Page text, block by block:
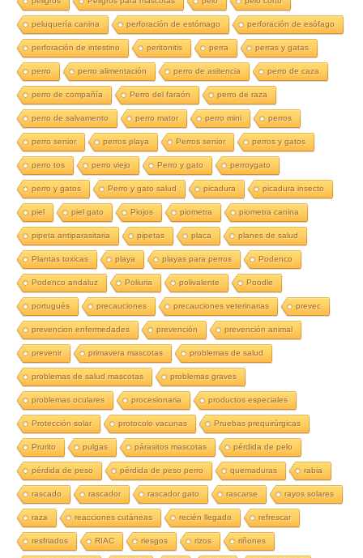
peluquería canina perforación de estómago perforación de esófago
perforación de intestino peritonitis perra perras y gatas
perro perro alimentación perro de asitencia perro de caza
perro de compañía Perro del faraón perro de raza
perro de salvamento perro mator perro mini perros
perro senior perros playa Perros senior perros y gatos
perro tos perro viejo Perro y gato perroygato
perro y gatos Perro y gato salud picadura picadura insecto
piel piel gato Piojos piometra piometra canina
pipeta antiparasitaria pipetas placa planes de salud
Plantas toxicas playa playas para perros Podenco
Podenco andaluz Poliuria polivalente Poodle
portugués precauciones precauciones veterinarias prevec
prevencion enfermedades prevención prevención animal
prevenir primavera mascotas problemas de salud
problemas de salud mascotas problemas graves
problemas oculares procesionaria productos especiales
Protección solar protocolo vacunas Pruebas prequirúrgicas
Prurito pulgas párasitos mascotas pérdida de pelo
pérdida de peso pérdida de peso perro quemaduras rabia
rascado rascador rascador gato rascarse rayos solares
raza reacciones cutáneas recién llegado refrescar
resfriados RIAC riesgos rizos riñones